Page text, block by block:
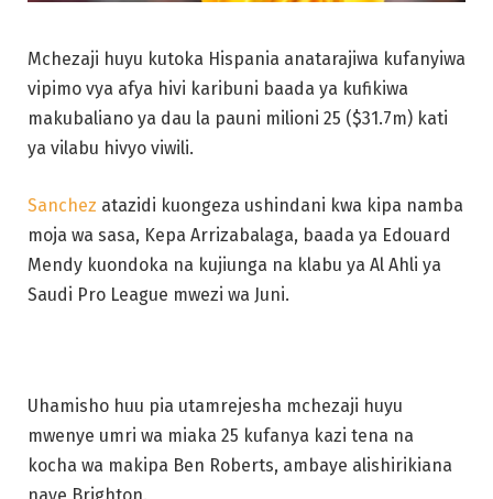
Mchezaji huyu kutoka Hispania anatarajiwa kufanyiwa
vipimo vya afya hivi karibuni baada ya kufikiwa
makubaliano ya dau la pauni milioni 25 ($31.7m) kati
ya vilabu hivyo viwili.
Sanchez atazidi kuongeza ushindani kwa kipa namba
moja wa sasa, Kepa Arrizabalaga, baada ya Edouard
Mendy kuondoka na kujiunga na klabu ya Al Ahli ya
Saudi Pro League mwezi wa Juni.
Uhamisho huu pia utamrejesha mchezaji huyu
mwenye umri wa miaka 25 kufanya kazi tena na
kocha wa makipa Ben Roberts, ambaye alishirikiana
naye Brighton.